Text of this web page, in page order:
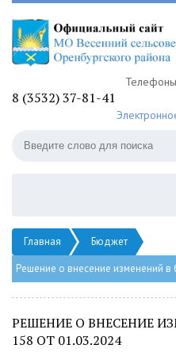
8 (3532) 37-81-41
Главная
Бюджет
Решение о внесение изменений
РЕШЕНИЕ О ВНЕСЕНИЕ
158 ОТ 01.03.2024